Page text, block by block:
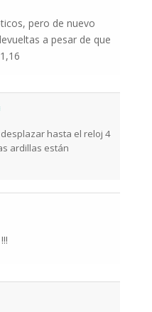
pero de nuevo
a pesar de que
hasta el reloj 4
ardillas están